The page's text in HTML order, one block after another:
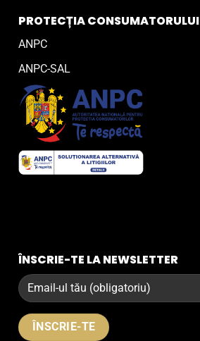
PROTECȚIA CONSUMATORULUI
ANPC
ANPC-SAL
ÎNSCRIE-TE LA NEWSLETTER